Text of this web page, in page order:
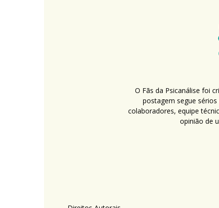
O Fãs da Psicanálise foi
postagem segue
colaboradores, equipe
opinião de